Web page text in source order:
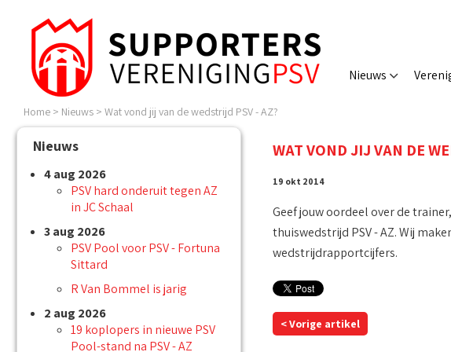
Nieuws
Home > Nieuws > Wat vond jij van de wedstrijd PSV - AZ?
Nieuws
4 aug 2026
PSV hard onderuit tegen AZ
in JC Schaal
3 aug 2026
PSV Pool voor PSV - Fortuna
Sittard
R Van Bommel is jarig
2 aug 2026
19 koplopers in nieuwe PSV
Pool-stand na PSV - AZ
WAT VOND JIJ VAN DE
19 okt 2014
Geef jouw oordeel over de
thuiswedstrijd PSV - AZ. Wij
wedstrijdrapportcijfers.
< Vorige artikel